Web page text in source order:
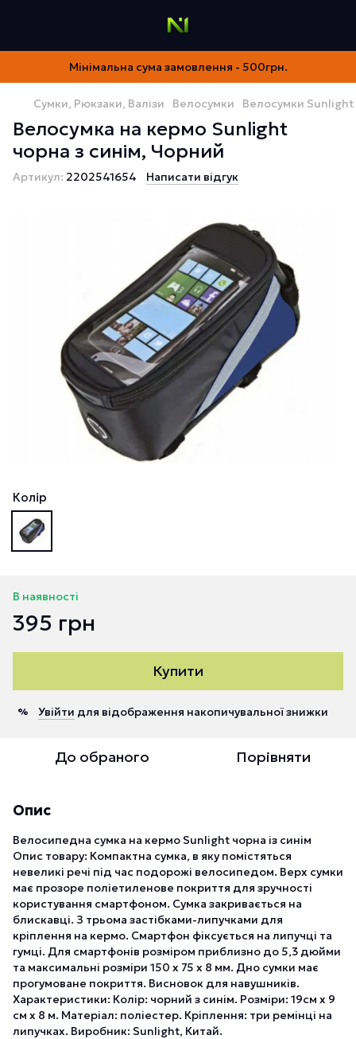
Мінімальна сума замовлення - 500грн.
Сумки, Рюкзаки, Валізи Велосумки Велосумки Sunlight
Велосумка на кермо Sunlight
чорна з синім, Чорний
Артикул: 2202541654 Написати відгук
Колір
В наявності
395 грн
Купити
% Увійти для відображення накопичувальної знижки
До обраного Порівняти
Опис
Велосипедна сумка на кермо Sunlight чорна із синім
Опис товару: Компактна сумка, в яку помістяться
невеликі речі під час подорожі велосипедом. Верх сумки
має прозоре поліетиленове покриття для зручності
користування смартфоном. Сумка закривається на
блискавці. З трьома застібками-липучками для
кріплення на кермо. Смартфон фіксується на липучці та
гумці. Для смартфонів розміром приблизно до 5,3 дюйми
та максимальні розміри 150 x 75 x 8 мм. Дно сумки має
прогумоване покриття. Висновок для навушників.
Характеристики: Колір: чорний з синім. Розміри: 19см х 9
см х 8 м. Матеріал: поліестер. Кріплення: три ремінці на
липучках. Виробник: Sunlight, Китай.